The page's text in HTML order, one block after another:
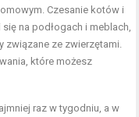
Czesanie kotów i
na podłogach i meblach,
związane ze zwierzętami.
które możesz
raz w tygodniu, a w